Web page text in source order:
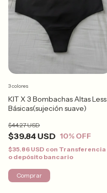
KIT X 3 Bombachas Altas Less
Básicas(sujeción suave)
$39.84 USD
$44.27 USD
10% OFF
$35.86 USD con Transferencia
o depósito bancario
3 colores
Comprar